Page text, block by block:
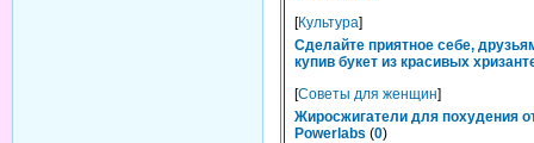
[Культура]
Сделайте приятное себе,
купив букет из красивых
[Советы для женщин]
Жиросжигатели для похудения
Powerlabs (0)